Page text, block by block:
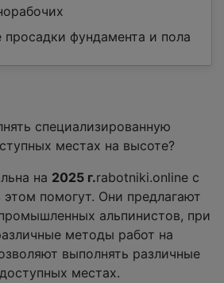
просадки фундамента и пола
специализированную
местах на высоте?
на 2025 г.rabotniki.online с
помогут. Они предлагают
альпинистов, при
методы работ на
выполнять различные
местах.